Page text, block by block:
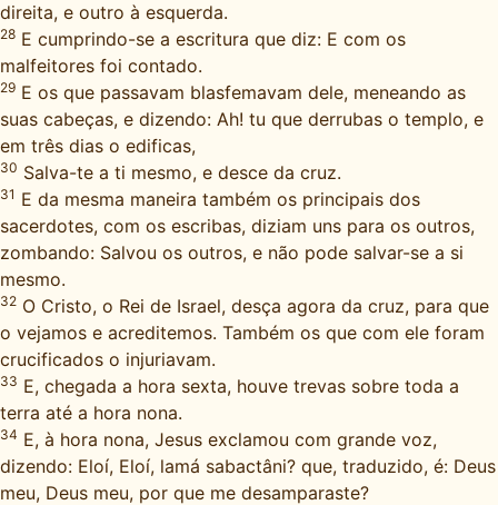
direita, e outro à esquerda.
28 E cumprindo-se a escritura que diz: E com os
malfeitores foi contado.
29 E os que passavam blasfemavam dele, meneando as
suas cabeças, e dizendo: Ah! tu que derrubas o templo, e
em três dias o edificas,
30 Salva-te a ti mesmo, e desce da cruz.
31 E da mesma maneira também os principais dos
sacerdotes, com os escribas, diziam uns para os outros,
zombando: Salvou os outros, e não pode salvar-se a si
mesmo.
32 O Cristo, o Rei de Israel, desça agora da cruz, para que
o vejamos e acreditemos. Também os que com ele foram
crucificados o injuriavam.
33 E, chegada a hora sexta, houve trevas sobre toda a
terra até a hora nona.
34 E, à hora nona, Jesus exclamou com grande voz,
dizendo: Eloí, Eloí, lamá sabactâni? que, traduzido, é: Deus
meu, Deus meu, por que me desamparaste?